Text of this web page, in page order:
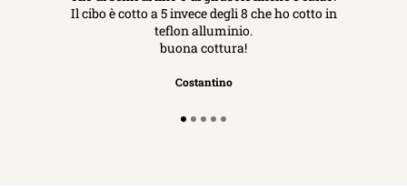
Il cibo è cotto a 5 invece degli 8 che ho cotto in
teflon alluminio.
buona cottura!
Costantino